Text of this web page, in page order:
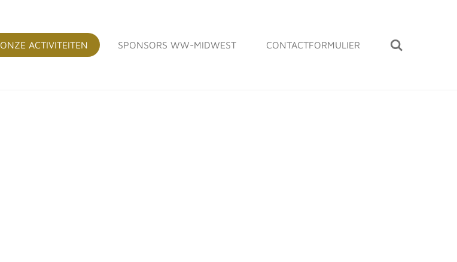
ONZE ACTIVITEITEN SPONSORS WW-MIDWEST CONTACTFORMULIER